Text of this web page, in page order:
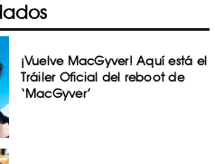
¡Vuelve MacGyver! Aquí está el
Tráiler Oficial del reboot de
‘MacGyver’